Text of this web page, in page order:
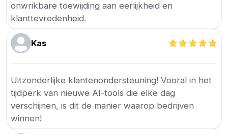
onwrikbare toewijding aan eerlijkheid en
klanttevredenheid.
Kas
Uitzonderlijke klantenondersteuning! Vooral in het
tijdperk van nieuwe AI-tools die elke dag
verschijnen, is dit de manier waarop bedrijven
winnen!